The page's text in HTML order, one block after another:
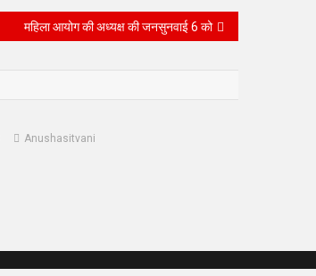
महिला आयोग की अध्यक्ष की जनसुनवाई 6 को
Anushasitvani